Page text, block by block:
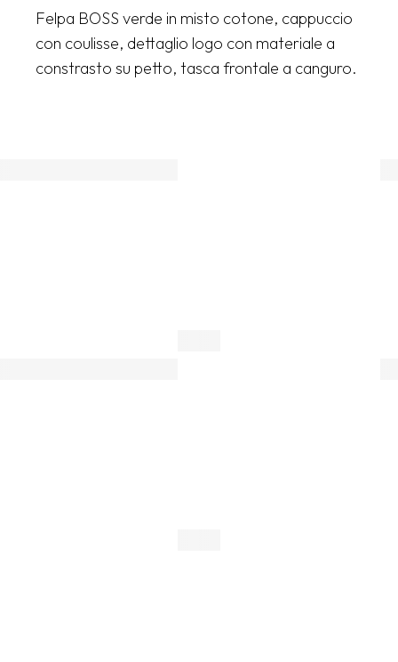
Felpa BOSS verde in misto cotone, cappuccio
con coulisse, dettaglio logo con materiale a
constrasto su petto, tasca frontale a canguro.